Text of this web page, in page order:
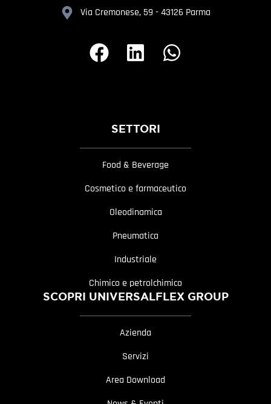
Via Cremonese, 59 - 43126 Parma
SETTORI
Food & Beverage
Cosmetico e farmaceutico
Oleodinamica
Pneumatica
Industriale
Chimico e petrolchimico
SCOPRI UNIVERSALFLEX GROUP
Azienda
Servizi
Area Download